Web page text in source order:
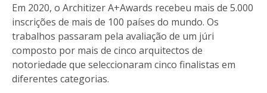
Em 2020, o Architizer A+Awards recebeu mais de 5.000
inscrições de mais de 100 países do mundo. Os
trabalhos passaram pela avaliação de um júri
composto por mais de cinco arquitectos de
notoriedade que seleccionaram cinco finalistas em
diferentes categorias.